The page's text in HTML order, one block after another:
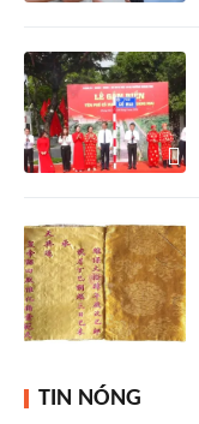
TIN NÓNG